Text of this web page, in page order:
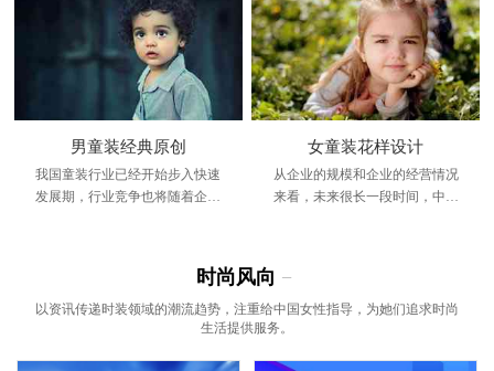
的象征
男童装经典原创
我国童装行业已经开始步入快速
发展期，行业竞争也将随着企业
女童装花样设计
从企业的规模和企业的经营情况
来看，未来很长一段时间，中国
时尚风向 −
以资讯传递时装领域的潮流趋势，注重给中国女性指导，为她们追求时尚
生活提供服务。